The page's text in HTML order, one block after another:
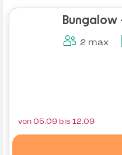
Bungalow
2 max
von 05.09 bis 12.09